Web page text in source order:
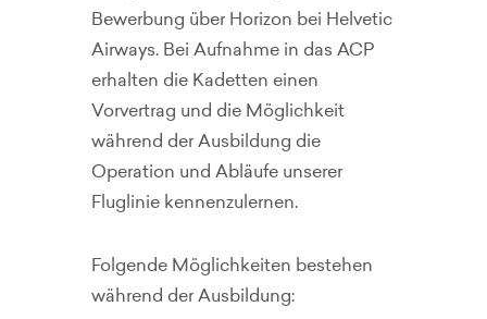
Bewerbung über Horizon bei Helvetic
Airways. Bei Aufnahme in das ACP
erhalten die Kadetten einen
Vorvertrag und die Möglichkeit
während der Ausbildung die
Operation und Abläufe unserer
Fluglinie kennenzulernen.
Folgende Möglichkeiten bestehen
während der Ausbildung: